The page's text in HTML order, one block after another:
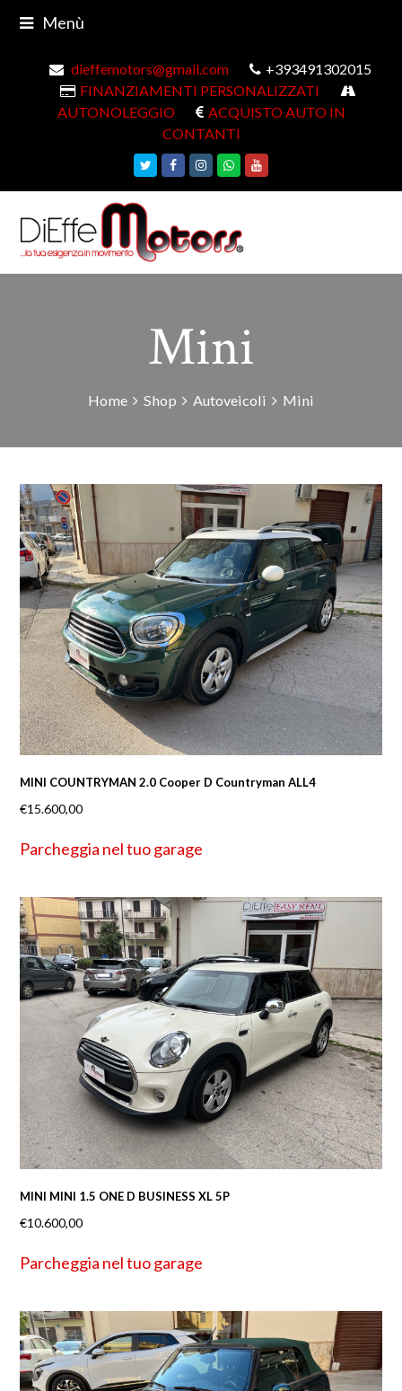
Menù
dieffemotors@gmail.com
+393491302015
FINANZIAMENTI PERSONALIZZATI
AUTONOLEGGIO
ACQUISTO AUTO IN
CONTANTI
TwitterFacebookInstagram
Whatsapp
Youtube
Mini
Home Shop Autoveicoli Mini
MINI COUNTRYMAN 2.0 Cooper D Countryman ALL4
€15.600,00
Parcheggia nel tuo garage
MINI MINI 1.5 ONE D BUSINESS XL 5P
€10.600,00
Parcheggia nel tuo garage